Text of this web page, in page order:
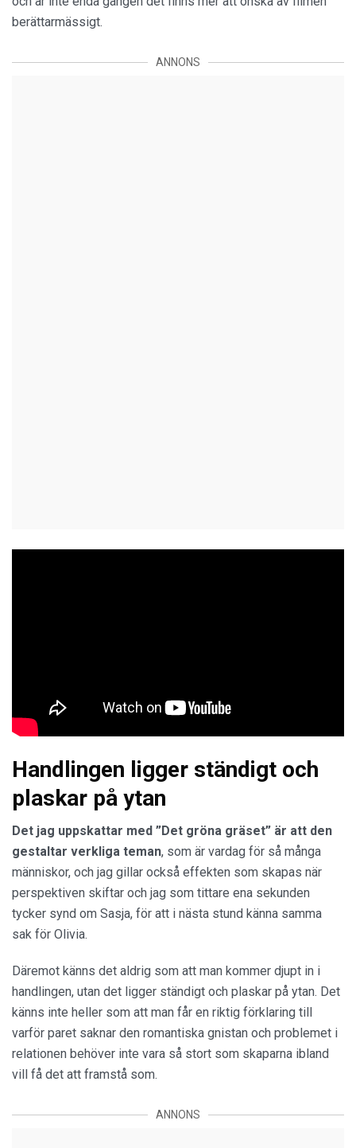
berättarmässigt.
ANNONS
Handlingen ligger ständigt och
plaskar på ytan
Det jag uppskattar med ”Det gröna gräset” är att den
gestaltar verkliga teman, som är vardag för så många
människor, och jag gillar också effekten som skapas när
perspektiven skiftar och jag som tittare ena sekunden
tycker synd om Sasja, för att i nästa stund känna samma
sak för Olivia.
Däremot känns det aldrig som att man kommer djupt in i
handlingen, utan det ligger ständigt och plaskar på ytan. Det
känns inte heller som att man får en riktig förklaring till
varför paret saknar den romantiska gnistan och problemet i
relationen behöver inte vara så stort som skaparna ibland
vill få det att framstå som.
ANNONS